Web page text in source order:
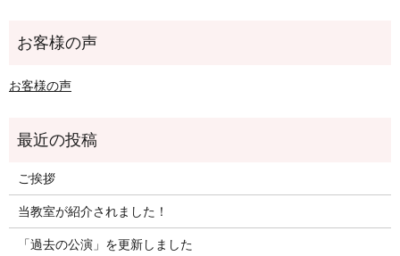
お客様の声
ご挨拶
当教室が紹介されました！
「過去の公演」を更新しました